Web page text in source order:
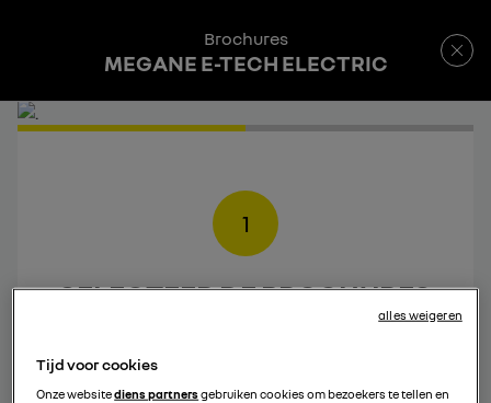
Brochures
MEGANE E-TECH ELECTRIC
1
SELECTEER DE BROCHURES
DIE JE WIL DOWNLOADEN
Tijd voor cookies
Onze websitediens partnersgebruiken cookies om bezoekers te tellen en
alles weigeren